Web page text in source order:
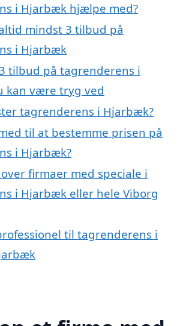
i Hjarbæk hjælpe med?
mindst 3 tilbud på
i Hjarbæk
tilbud på tagrenderens i
kan være tryg ved
tagrenderens i Hjarbæk?
til at bestemme prisen på
i Hjarbæk?
firmaer med speciale i
i Hjarbæk eller hele Viborg
til tagrenderens i